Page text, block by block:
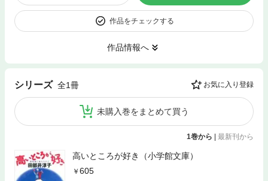
作品をチェックする
作品情報へ
シリーズ 全1冊 お気に入り登録
未購入巻をまとめて買う
1巻から | 最新刊から
高いところが好き（小学館文庫）
605